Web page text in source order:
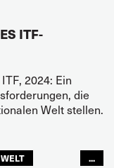
ITF-
2024: Ein
die
Welt stellen.
...